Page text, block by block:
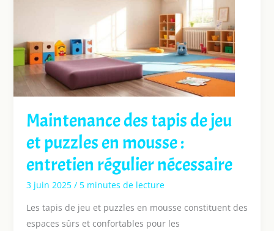
Maintenance des tapis de jeu
et puzzles en mousse :
entretien régulier nécessaire
3 juin 2025 / 5 minutes de lecture
Les tapis de jeu et puzzles en mousse constituent des
espaces sûrs et confortables pour les